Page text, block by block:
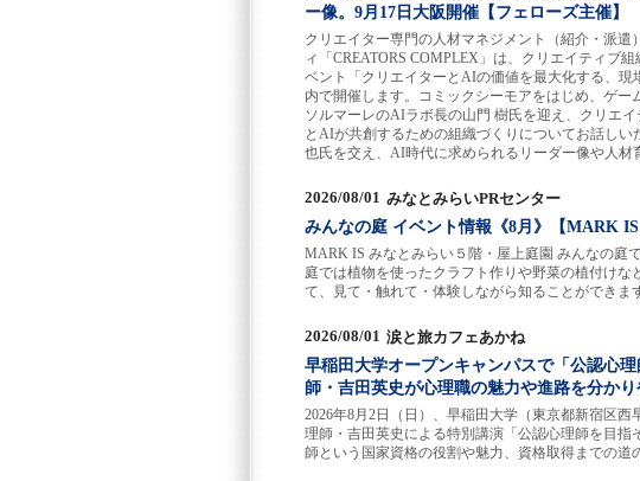
ー像。9月17日大阪開催【フェローズ主催】
クリエイター専門の人材マネジメント（紹介・派
ィ「CREATORS COMPLEX」は、クリエイティブ
ベント「クリエイターとAIの価値を最大化する、現
内で開催します。コミックシーモアをはじめ、ゲ
ソルマーレのAIラボ長の山門 樹氏を迎え、クリエ
とAIが共創するための組織づくりについてお話し
也氏を交え、AI時代に求められるリーダー像や人材
2026/08/01 みなとみらいPRセンター
みんなの庭 イベント情報《8月》【MARK IS
MARK IS みなとみらい５階・屋上庭園 みんなの庭
庭では植物を使ったクラフト作りや野菜の植付け
て、見て・触れて・体験しながら知ることができま
2026/08/01 涙と旅カフェあかね
早稲田大学オープンキャンパスで「公認心
師・吉田英史が心理職の魅力や進路を分かり
2026年8月2日（日）、早稲田大学（東京都新宿区
理師・吉田英史による特別講演「公認心理師を目
師という国家資格の役割や魅力、資格取得までの道